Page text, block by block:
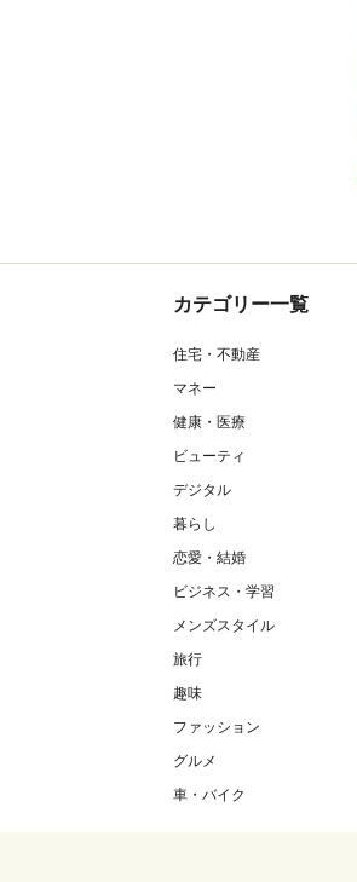
カテゴリー一覧
住宅・不動産
マネー
健康・医療
ビューティ
デジタル
暮らし
恋愛・結婚
ビジネス・学習
メンズスタイル
旅行
趣味
ファッション
グルメ
車・バイク